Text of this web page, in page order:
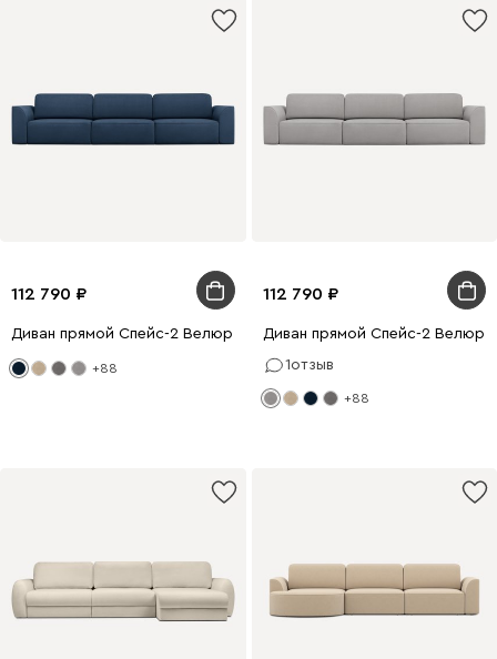
112 790
Диван прямой Спейс-2 Велюр Синий
+88
112 790
Диван прямой Спейс-2 Велюр
1отзыв
+88